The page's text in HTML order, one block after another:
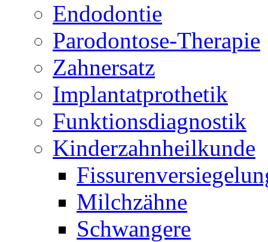
Endodontie
Parodontose-Therapie
Zahnersatz
Implantatprothetik
Funktionsdiagnostik
Kinderzahnheilkunde
Milchzähne
Schwangere